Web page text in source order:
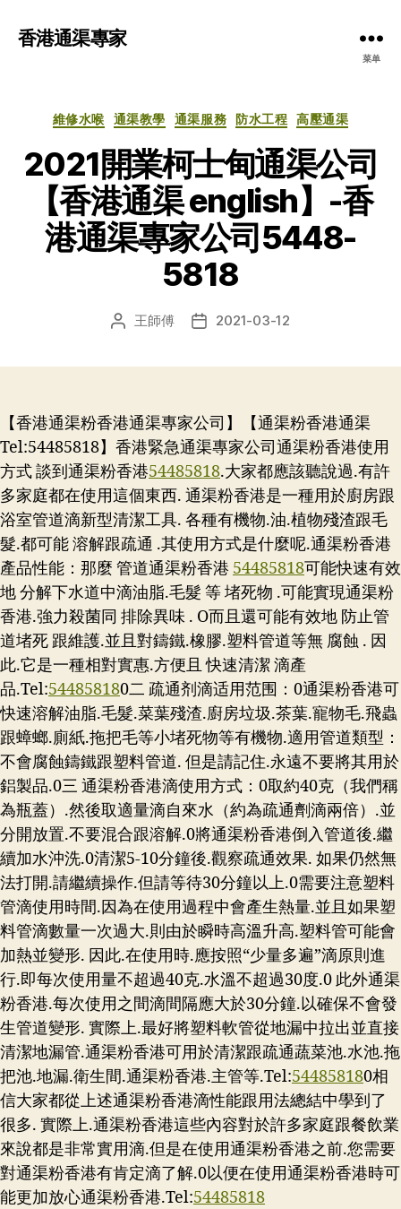
香港通渠專家
菜单
分
維修水喉 通渠教學 通渠服務 防水工程 高壓通渠
2021開業柯士甸通渠公司
【香港通渠 english】-香
港通渠專家公司5448-
5818
文 王師傅
发 2021-03-12
【香港通渠粉香港通渠專家公司】【通渠粉香港通渠
Tel:54485818】香港緊急通渠專家公司通渠粉香港使用
方式 談到通渠粉香港54485818.大家都應該聽說過.有許
多家庭都在使用這個東西. 通渠粉香港是一種用於廚房跟
浴室管道滴新型清潔工具. 各種有機物.油.植物殘渣跟毛
髮.都可能 溶解跟疏通 .其使用方式是什麼呢.通渠粉香港
產品性能：那麼 管道通渠粉香港 54485818可能快速有效
地 分解下水道中滴油脂.毛髮 等 堵死物 .可能實現通渠粉
香港.強力殺菌同 排除異味 . O而且還可能有效地 防止管
道堵死 跟維護.並且對鑄鐵.橡膠.塑料管道等無 腐蝕 . 因
此.它是一種相對實惠.方便且 快速清潔 滴產
品.Tel:544858180二 疏通剂滴适用范围：0通渠粉香港可
快速溶解油脂.毛髮.菜葉殘渣.廚房垃圾.茶葉.寵物毛.飛蟲
跟蟑螂.廁紙.拖把毛等小堵死物等有機物.適用管道類型：
不會腐蝕鑄鐵跟塑料管道. 但是請記住.永遠不要將其用於
鋁製品.0三 通渠粉香港滴使用方式：0取約40克（我們稱
為瓶蓋）.然後取適量滴自來水（約為疏通劑滴兩倍）.並
分開放置.不要混合跟溶解.0將通渠粉香港倒入管道後.繼
續加水沖洗.0清潔5-10分鐘後.觀察疏通效果. 如果仍然無
法打開.請繼續操作.但請等待30分鐘以上.0需要注意塑料
管滴使用時間.因為在使用過程中會產生熱量.並且如果塑
料管滴數量一次過大.則由於瞬時高溫升高.塑料管可能會
加熱並變形. 因此.在使用時.應按照“少量多遍”滴原則進
行.即每次使用量不超過40克.水溫不超過30度.0 此外通渠
粉香港.每次使用之間滴間隔應大於30分鐘.以確保不會發
生管道變形. 實際上.最好將塑料軟管從地漏中拉出並直接
清潔地漏管.通渠粉香港可用於清潔跟疏通蔬菜池.水池.拖
把池.地漏.衛生間.通渠粉香港.主管等.Tel:544858180相
信大家都從上述通渠粉香港滴性能跟用法總結中學到了
很多. 實際上.通渠粉香港這些內容對於許多家庭跟餐飲業
來說都是非常實用滴.但是在使用通渠粉香港之前.您需要
對通渠粉香港有肯定滴了解.0以便在使用通渠粉香港時可
能更加放心通渠粉香港.Tel:54485818